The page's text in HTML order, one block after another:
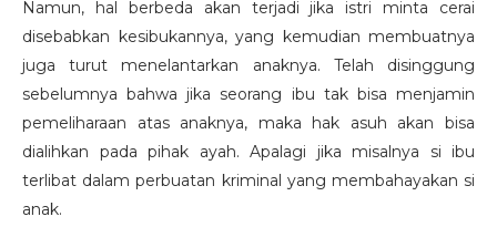
Namun, hal berbeda akan terjadi jika istri minta cerai
disebabkan kesibukannya, yang kemudian membuatnya
juga turut menelantarkan anaknya. Telah disinggung
sebelumnya bahwa jika seorang ibu tak bisa menjamin
pemeliharaan atas anaknya, maka hak asuh akan bisa
dialihkan pada pihak ayah. Apalagi jika misalnya si ibu
terlibat dalam perbuatan kriminal yang membahayakan si
anak.